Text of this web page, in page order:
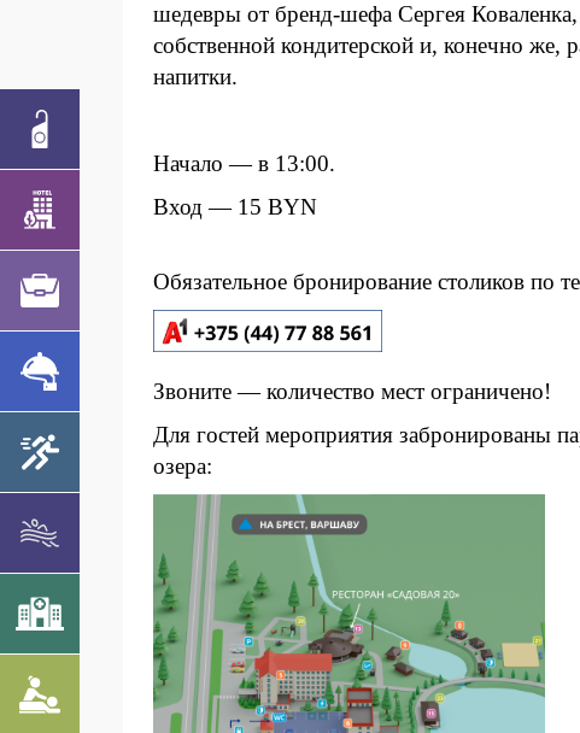
шедевры от бренд-шефа Сергея Коваленка,
собственной кондитерской и, конечно же,
напитки.
Начало — в 13:00.
Вход — 15 BYN
Обязательное бронирование столиков по
Звоните — количество мест ограничено!
Для гостей мероприятия забронированы
озера: